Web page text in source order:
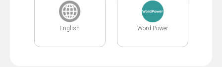
Word Power
English